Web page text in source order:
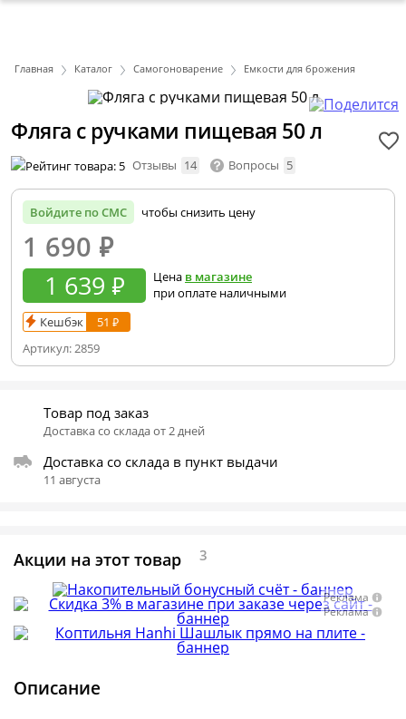
Главная Каталог Самогоноварение Емкости для брожения
Фляга с ручками пищевая 50 л
Отзывы 14 Вопросы 5
Войдите по СМС чтобы снизить цену
1 690 ₽
1 639 ₽ Цена в магазине
при оплате наличными
Кешбэк
51 ₽
Артикул:2859
Товар под заказ
Доставка со склада от 2 дней
Доставка со склада в пункт выдачи
11 августа
Акции на этот товар 3
Реклама
Реклама
Описание